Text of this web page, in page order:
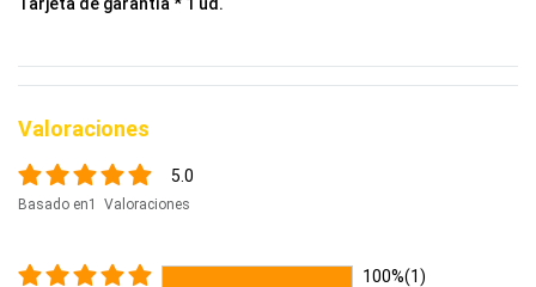
Valoraciones
5.0
Basado en1 Valoraciones
100%(1)